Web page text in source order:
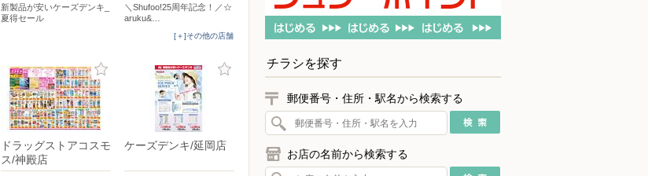
新製品が安いケーズデンキ_
夏得セール
＼Shufoo!25周年記念！／☆
aruku&…
[＋]その他の店舗
ドラッグストアコスモ
ス/神殿店
ケーズデンキ/延岡店
チラシを探す
郵便番号・住所・駅名から検索する
お店の名前から検索する